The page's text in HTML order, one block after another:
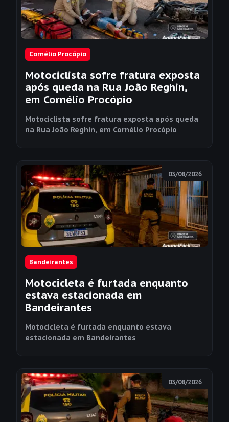
Cornélio Procópio
Motociclista sofre fratura exposta
após queda na Rua João Reghin,
em Cornélio Procópio
Motociclista sofre fratura exposta após queda
na Rua João Reghin, em Cornélio Procópio
03/08/2026
Bandeirantes
Motocicleta é furtada enquanto
estava estacionada em
Bandeirantes
Motocicleta é furtada enquanto estava
estacionada em Bandeirantes
03/08/2026